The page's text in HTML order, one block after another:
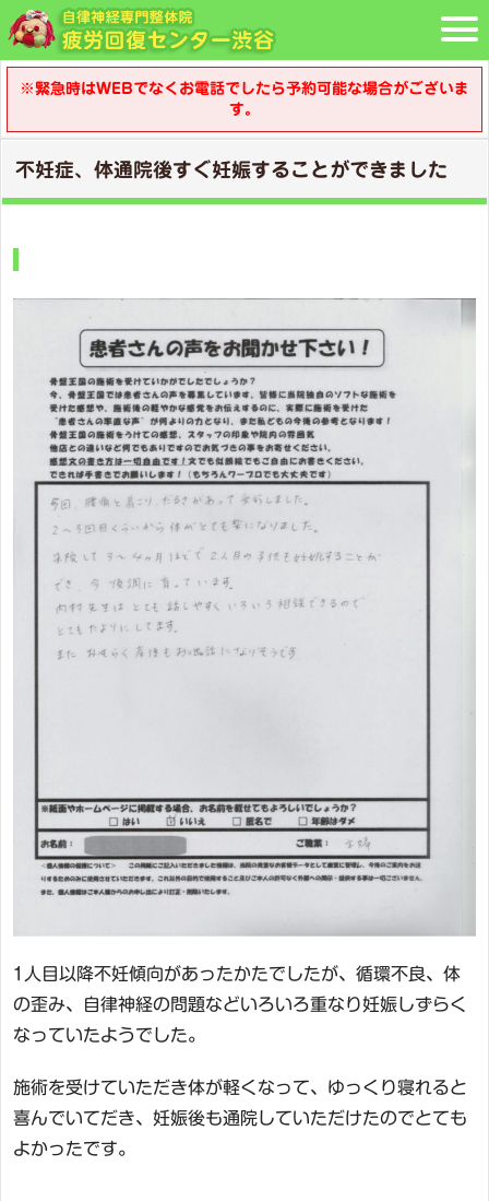
※緊急時はWEBでなくお電話でしたら予約可能な場合がございま
す。
不妊症、体通院後すぐ妊娠することができました
1人目以降不妊傾向があったかたでしたが、循環不良、体
の歪み、自律神経の問題などいろいろ重なり妊娠しずらく
なっていたようでした。
施術を受けていただき体が軽くなって、ゆっくり寝れると
喜んでいてだき、妊娠後も通院していただけたのでとても
よかったです。